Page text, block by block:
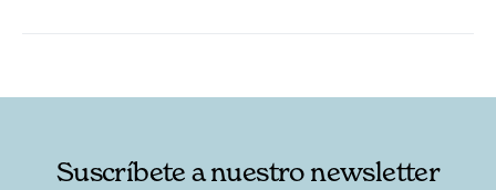
Suscríbete a nuestro newsletter